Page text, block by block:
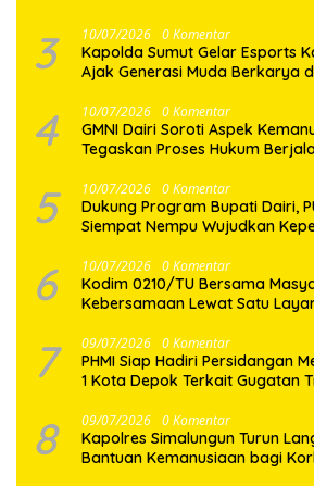
3 10/07/2026 0 Komentar
Kapolda Sumut Gelar Esports
Ajak Generasi Muda Berkarya
4 10/07/2026 0 Komentar
GMNI Dairi Soroti Aspek
Tegaskan Proses Hukum
5 10/07/2026 0 Komentar
Dukung Program Bupati Dairi,
Siempat Nempu Wujudkan
6 10/07/2026 0 Komentar
Kodim 0210/TU Bersama
Kebersamaan Lewat Satu
7 09/07/2026 0 Komentar
PHMI Siap Hadiri Persidangan
1 Kota Depok Terkait Gugatan
8 09/07/2026 0 Komentar
Kapolres Simalungun Turun
Bantuan Kemanusiaan bagi